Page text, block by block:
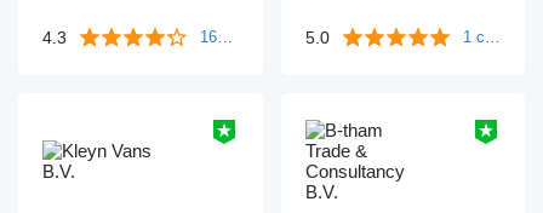
4.3 161 commentaires 5.0 1 commentaire